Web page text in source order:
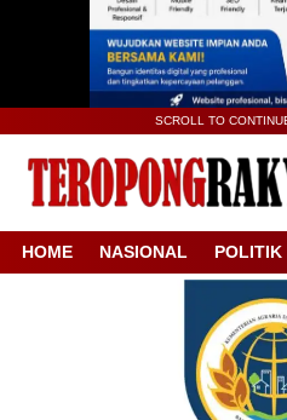
SCROLL TO
HOME NASIONAL POLITIK